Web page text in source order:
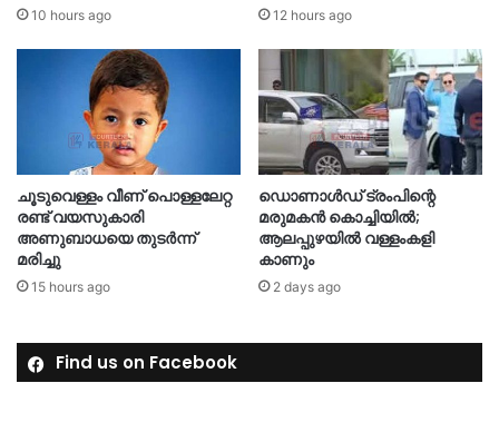
10 hours ago 12 hours ago
ചൂടുവെള്ളം വീണ് പൊള്ളലേറ്റ
രണ്ട് വയസുകാരി
അണുബാധയെ തുടർന്ന്
മരിച്ചു
15 hours ago
ഡൊണാൾഡ് ട്രംപിന്റെ
മരുമകൻ കൊച്ചിയിൽ;
ആലപ്പുഴയിൽ വള്ളംകളി
കാണും
2 days ago
Find us on Facebook